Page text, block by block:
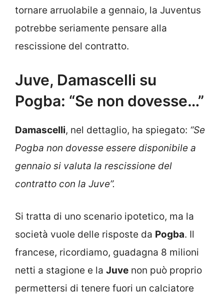
tornare arruolabile a gennaio, la Juventus
potrebbe seriamente pensare alla
rescissione del contratto.
Juve, Damascelli su
Pogba: “Se non dovesse…”
Damascelli, nel dettaglio, ha spiegato: “Se
Pogba non dovesse essere disponibile a
gennaio si valuta la rescissione del
contratto con la Juve”.
Si tratta di uno scenario ipotetico, ma la
società vuole delle risposte da Pogba. Il
francese, ricordiamo, guadagna 8 milioni
netti a stagione e la Juve non può proprio
permettersi di tenere fuori un calciatore